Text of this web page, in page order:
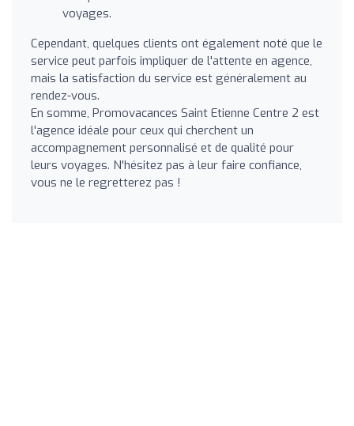
voyages.
Cependant, quelques clients ont également noté que le
service peut parfois impliquer de l'attente en agence,
mais la satisfaction du service est généralement au
rendez-vous.
En somme, Promovacances Saint Etienne Centre 2 est
l'agence idéale pour ceux qui cherchent un
accompagnement personnalisé et de qualité pour
leurs voyages. N'hésitez pas à leur faire confiance,
vous ne le regretterez pas !